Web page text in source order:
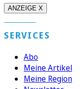
ANZEIGE X
SERVICES
Abo
Meine Artikel
Meine Region